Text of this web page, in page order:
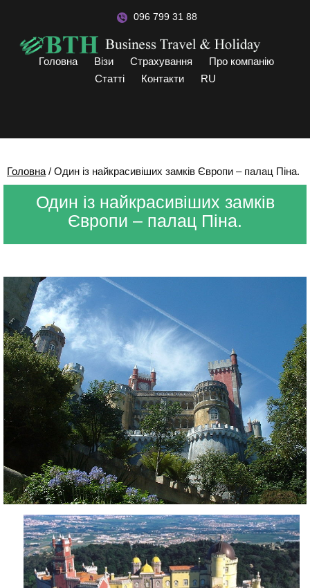
Головна Візи Страхування
Про компанію
Статті
Контакти RU
096 799 31 88
Головна / Один із найкрасивіших замків Європи – палац Піна.
Один із найкрасивіших замків
Європи – палац Піна.